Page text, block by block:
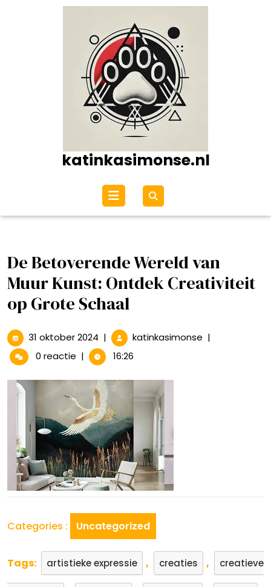
katinkasimonse.nl
Open
menu
De Betoverende Wereld van
Muur Kunst: Ontdek Creativiteit
op Grote Schaal
31 oktober 2024 31
oktober
2024
| katinkasimonse De|
0 reactie | 16:26
Categories : Uncategorized
Tags: artistieke expressie , creaties , creatieve